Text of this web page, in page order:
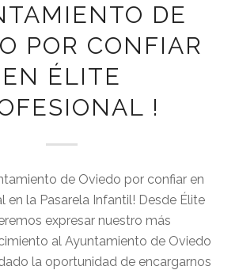
DE
POR CONFIAR
EN ÉLITE
!
de Oviedo por confiar en
en la Pasarela Infantil! Desde Élite
expresar nuestro más
al Ayuntamiento de Oviedo
la oportunidad de encargarnos